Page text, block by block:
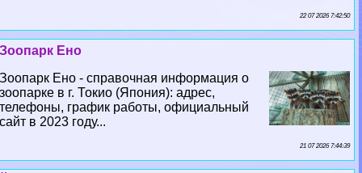
22 07 2026 7:42:50
Зоопарк Ено
Зоопарк Ено - справочная информация о
зоопарке в г. Токио (Япония): адрес,
телефоны, график работы, официальный
сайт в 2023 году...
21 07 2026 7:44:39